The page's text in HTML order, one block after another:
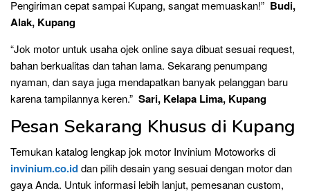
Pengiriman cepat sampai Kupang, sangat memuaskan!” Budi,
Alak, Kupang
“Jok motor untuk usaha ojek online saya dibuat sesuai request,
bahan berkualitas dan tahan lama. Sekarang penumpang
nyaman, dan saya juga mendapatkan banyak pelanggan baru
karena tampilannya keren.” Sari, Kelapa Lima, Kupang
Pesan Sekarang Khusus di Kupang
Temukan katalog lengkap jok motor Invinium Motoworks di
invinium.co.iddan pilih desain yang sesuai dengan motor dan
gaya Anda. Untuk informasi lebih lanjut, pemesanan custom,